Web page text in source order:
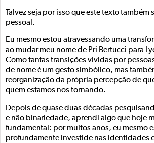
Talvez seja por isso que este texto
pessoal.
Eu mesmo estou atravessando uma
ao mudar meu nome de Pri Bertucci para
Como tantas transições vividas por
de nome é um gesto simbólico, mas
reorganização da própria percepção de
quem estamos nos tornando.
Depois de quase duas décadas
e não binariedade, aprendi algo que hoje
fundamental: por muitos anos, eu mesmo
profundamente investide nas identidades